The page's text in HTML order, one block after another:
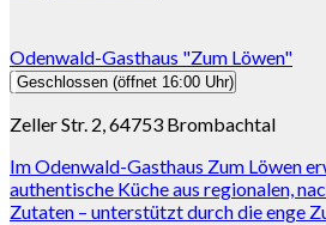
Odenwald-Gasthaus "Zum Löwen"
Geschlossen (öffnet 16:00 Uhr)
Zeller Str. 2, 64753 Brombachtal
Im Odenwald-Gasthaus Zum Löwen
authentische Küche aus regionalen,
Zutaten – unterstützt durch die enge